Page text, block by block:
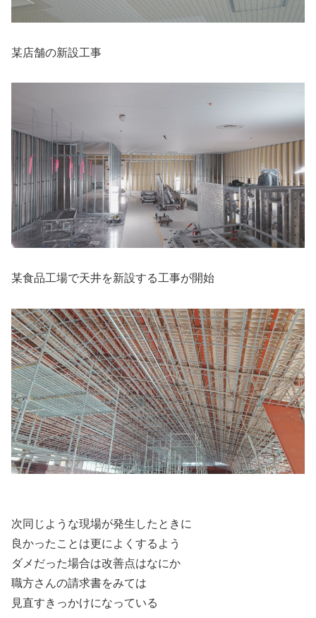
某店舗の新設工事
某食品工場で天井を新設する工事が開始
次同じような現場が発生したときに
良かったことは更によくするよう
ダメだった場合は改善点はなにか
職方さんの請求書をみては
見直すきっかけになっている